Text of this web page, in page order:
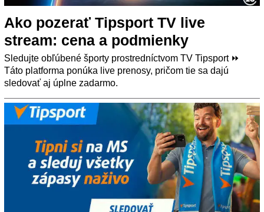
Ako pozerať Tipsport TV live
stream: cena a podmienky
Sledujte obľúbené športy prostredníctvom TV Tipsport ⏩
Táto platforma ponúka live prenosy, pričom tie sa dajú
sledovať aj úplne zadarmo.